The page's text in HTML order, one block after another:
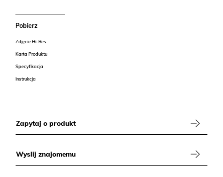
Pobierz
Zdjęcie Hi-Res
Karta Produktu
Specyfikacja
Instrukcja
Zapytaj o produkt
Wyslij znajomemu